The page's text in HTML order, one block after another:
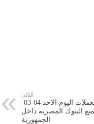
التالي
اسعار العملات اليوم الاحد 04-03-
بجميع البنوك المصرية داخل
الجمهورية